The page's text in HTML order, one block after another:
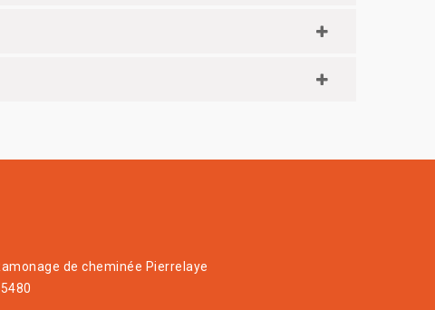
de cheminée Pierrelaye